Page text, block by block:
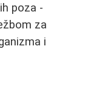
poza -
za
i